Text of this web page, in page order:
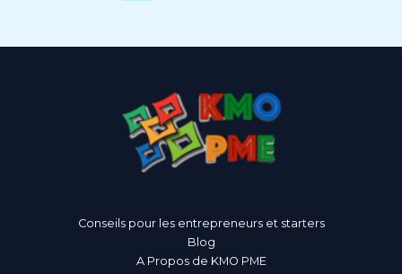
Conseils pour les entrepreneurs et starters
Blog
A Propos de KMO PME